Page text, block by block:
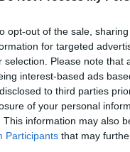
opt-out of the sale,
for targeted
selection. Please note
interest-based ads
to third parties
of your personal
This information may also
Participants that may
00:00:45
viena kolekcija: C.
QR kodo